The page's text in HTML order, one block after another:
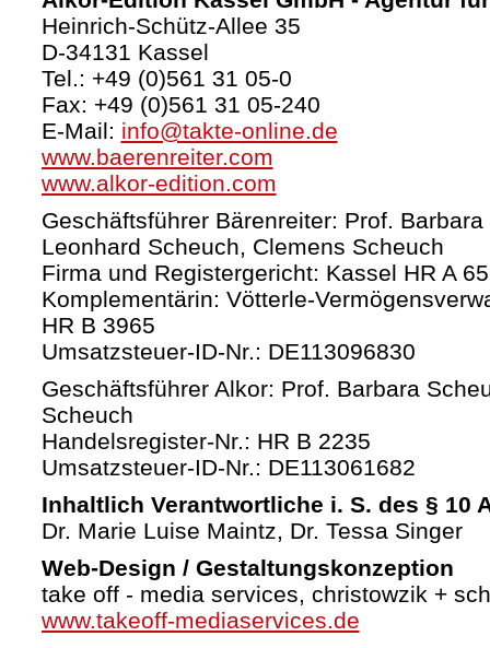
Heinrich-Schütz-Allee 35
D-34131 Kassel
Tel.: +49 (0)561 31 05-0
Fax: +49 (0)561 31 05-240
E-Mail: info@takte-online.de
www.baerenreiter.com
www.alkor-edition.com
Geschäftsführer Bärenreiter: Prof.
Leonhard Scheuch, Clemens Scheuch
Firma und Registergericht: Kassel HR A
Komplementärin: Vötterle-
HR B 3965
Umsatzsteuer-ID-Nr.: DE113096830
Geschäftsführer Alkor: Prof. Barbara
Scheuch
Handelsregister-Nr.: HR B 2235
Umsatzsteuer-ID-Nr.: DE113061682
Inhaltlich Verantwortliche i. S. des § 10
Dr. Marie Luise Maintz, Dr. Tessa Singer
Web-Design / Gestaltungskonzeption
take off - media services, christowzik +
www.takeoff-mediaservices.de